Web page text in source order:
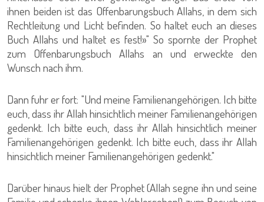
ihnen beiden ist das Offenbarungsbuch Allahs, in dem sich
Rechtleitung und Licht befinden. So haltet euch an dieses
Buch Allahs und haltet es fest!»" So spornte der Prophet
zum Offenbarungsbuch Allahs an und erweckte den
Wunsch nach ihm.
Dann fuhr er fort: "Und meine Familienangehörigen. Ich bitte
euch, dass ihr Allah hinsichtlich meiner Familienangehörigen
gedenkt. Ich bitte euch, dass ihr Allah hinsichtlich meiner
Familienangehörigen gedenkt. Ich bitte euch, dass ihr Allah
hinsichtlich meiner Familienangehörigen gedenkt."
Darüber hinaus hielt der Prophet (Allah segne ihn und seine